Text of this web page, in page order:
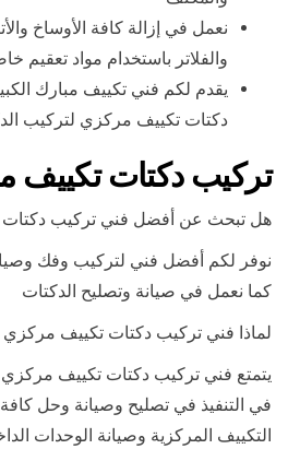
نعمل في إزالة كافة الأوساخ
والفلاتر باستخدام مواد تعقيم
يقدم لكم فني تكييف مبارك
دكتات تكييف مركزي لتركيب
تركيب دكتات تكييف
هل تبحث عن أفضل فني تركيب
نوفر لكم أفضل فني لتركيب وفك
كما نعمل في صيانة وتصليح الدكتات
لماذا فني تركيب دكتات تكييف
يتمتع فني تركيب دكتات تكييف مركزي
في التنفيذ في تصليح وصيانة وحل
التكييف المركزية وصيانة الوحدات